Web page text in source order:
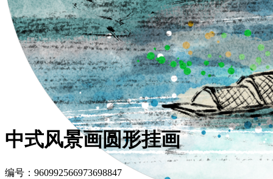
中式风景画圆形挂画
编号：960992566973698847